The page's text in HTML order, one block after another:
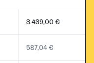
3.439,00 €
587,04 €